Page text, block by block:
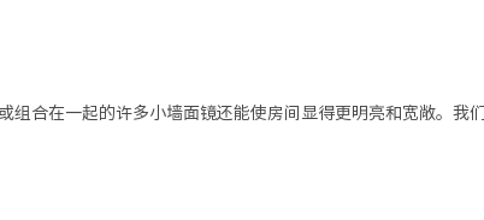
合在一起的许多小墙面镜还能使房间显得更明亮和宽敞。我